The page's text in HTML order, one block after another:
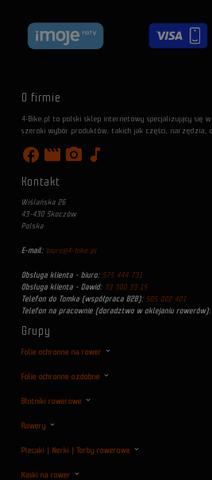
O firmie
4-Bike.pl to polski sklep internetowy specjalizujący się
szeroki wybór produktów, takich jak części, narzędzia,
facebook movie photo_camera music_note
Kontakt
Wiślańska 26
43-430 Skoczów
Polska
E-mail: biuro@4-bike.pl
Obsługa klienta - biuro: 575 444 731
Obsługa klienta - Dawid: 33 300 33 15
Telefon do Tomka (współpraca B2B): 505 002 401
Telefon na pracownie (doradztwo w oklejaniu rowerów):
Grupy
Folie ochronne na rower
Folie ochronne ozdobne
Błotniki rowerowe
Rowery
Plecaki | Nerki | Torby rowerowe
Kaski na rower